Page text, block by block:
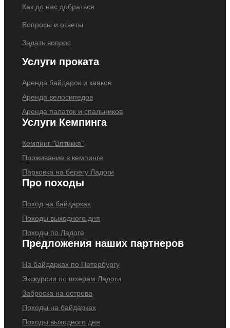
Как до нас добраться
Вопросы и ответы
Задать вопрос
Услуги проката
Аренда байдарок и каяков
Аренда велосипедов
Аренда палаток и спальников
Услуги Кемпинга
Кемпинг "Вятиккя"
Проживание в кемпинге
Парковка на берегу Ладоги
Про походы
Поход на байдарках
Походы выходного дня
Походы по Ладоге
Предложения наших партнеров
На байдарках по Петербургу
Экскурсии по шхерам Ладоги
Заброска на острова
Походы на байдарках
Походы выходного дня